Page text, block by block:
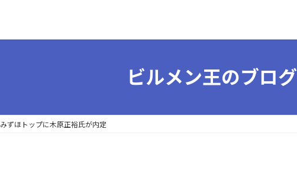
ビルメン王のブログ
みずほトップに木原正裕氏が内定